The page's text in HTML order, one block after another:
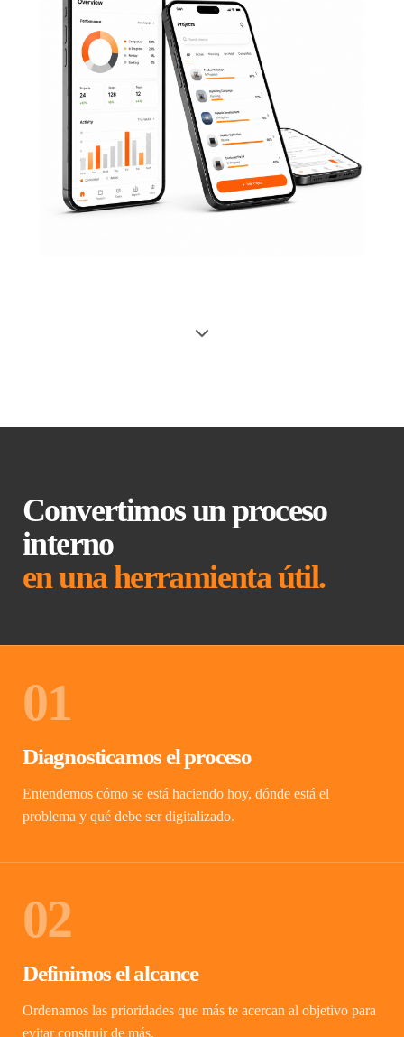
Convertimos un proceso
interno
en una herramienta útil.
01
Diagnosticamos el proceso
Entendemos cómo se está haciendo hoy, dónde está el
problema y qué debe ser digitalizado.
02
Definimos el alcance
Ordenamos las prioridades que más te acercan al objetivo para
evitar construir de más.